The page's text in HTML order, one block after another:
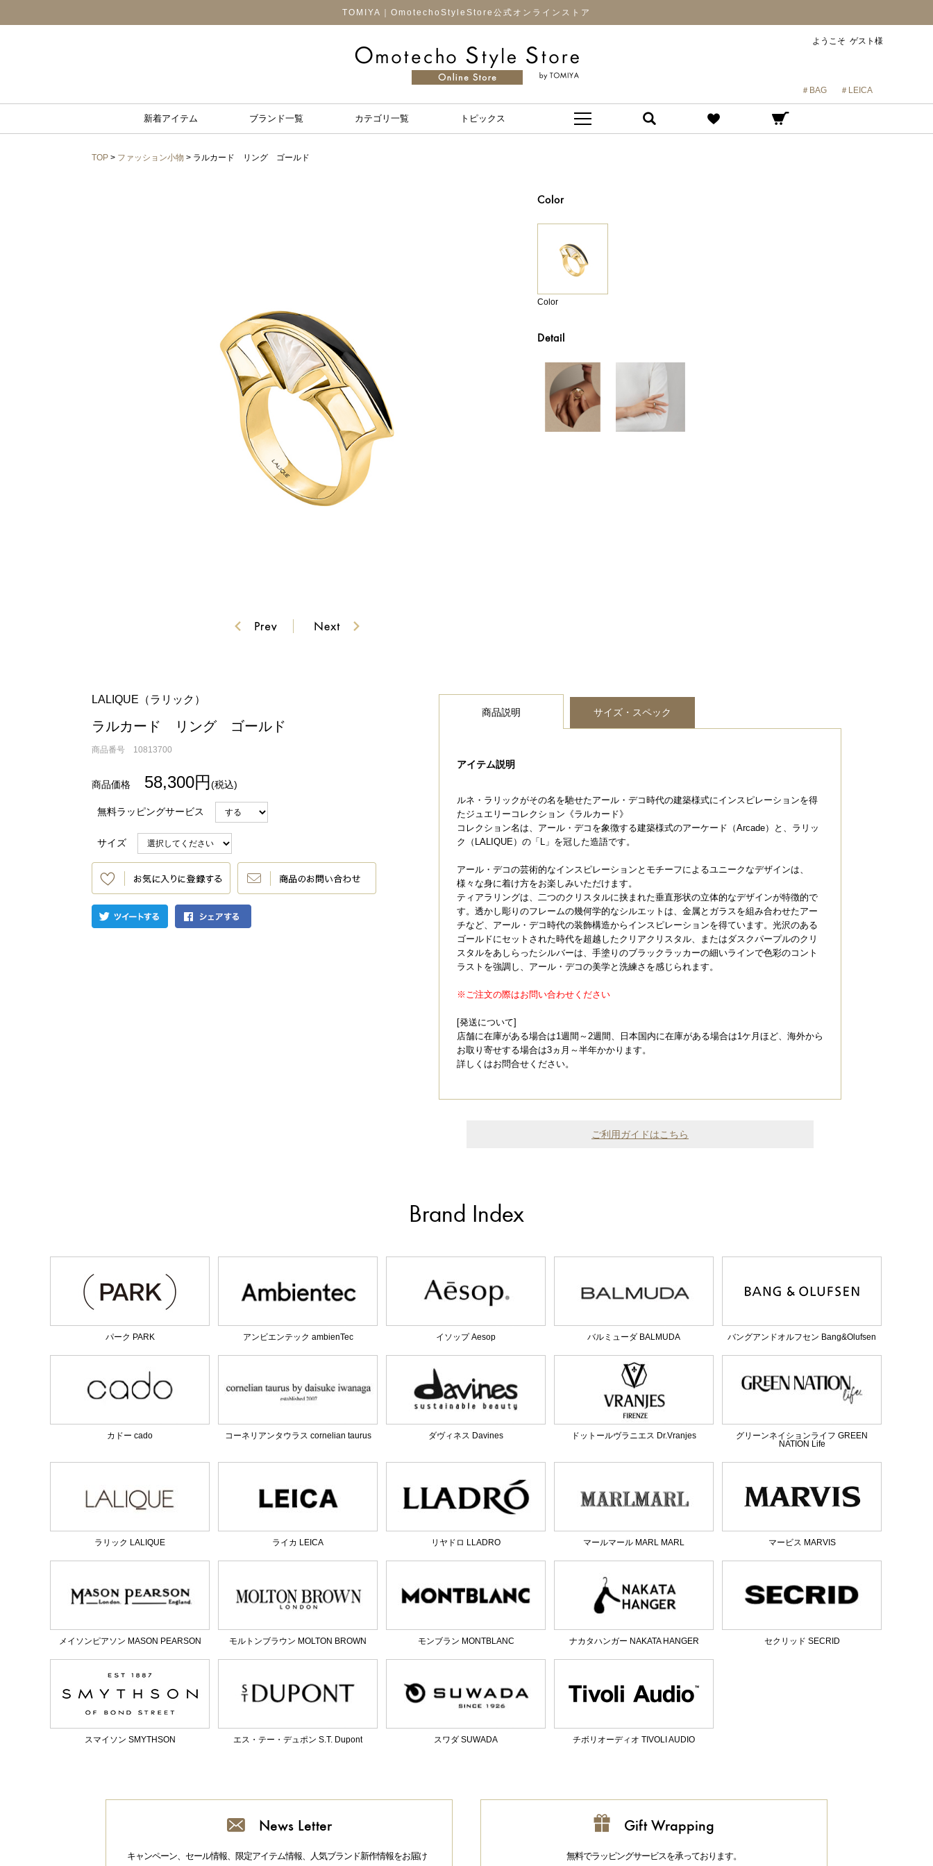
TOMIYA｜OmotechoStyleStore公式オンラインストア
ようこそ ゲスト様
＃BAG ＃LEICA
新着アイテム ブランド一覧 カテゴリ一覧 トピックス
TOP > ファッション小物 > ラルカード リング ゴールド
Color
Color
Detail
商品説明 サイズ・スペック
アイテム説明
ルネ・ラリックがその名を馳せたアール・デコ時代の建築様式にインスピレーションを得
たジュエリーコレクション《ラルカード》
コレクション名は、アール・デコを象徴する建築様式のアーケード（Arcade）と、ラリッ
ク（LALIQUE）の「L」を冠した造語です。
アール・デコの芸術的なインスピレーションとモチーフによるユニークなデザインは、
様々な身に着け方をお楽しみいただけます。
ティアラリングは、二つのクリスタルに挟まれた垂直形状の立体的なデザインが特徴的で
す。透かし彫りのフレームの幾何学的なシルエットは、金属とガラスを組み合わせたアー
チなど、アール・デコ時代の装飾構造からインスピレーションを得ています。光沢のある
ゴールドにセットされた時代を超越したクリアクリスタル、またはダスクパープルのクリ
スタルをあしらったシルバーは、手塗りのブラックラッカーの細いラインで色彩のコント
ラストを強調し、アール・デコの美学と洗練さを感じられます。
※ご注文の際はお問い合わせください
[発送について]
店舗に在庫がある場合は1週間～2週間、日本国内に在庫がある場合は1ケ月ほど、海外から
お取り寄せする場合は3ヵ月～半年かかります。
詳しくはお問合せください。
ご利用ガイドはこちら
LALIQUE（ラリック）
ラルカード リング ゴールド
商品番号 10813700
58,300円 (税込)
無料ラッピングサービス
サイズ
Brand Index
パーク PARK アンビエンテック ambienTec イソップ Aesop バルミューダ BALMUDA バングアンドオルフセン Bang&Olufsen
カドー cado コーネリアンタウラス cornelian taurus ダヴィネス Davines ドットールヴラニエス Dr.Vranjes
グリーンネイションライフ GREEN
NATION Life
ラリック LALIQUE ライカ LEICA リヤドロ LLADRO マールマール MARL MARL マービス MARVIS
メイソンピアソン MASON PEARSON モルトンブラウン MOLTON BROWN モンブラン MONTBLANC ナカタハンガー NAKATA HANGER セクリッド SECRID
スマイソン SMYTHSON エス・テー・デュポン S.T. Dupont スワダ SUWADA チボリオーディオ TIVOLI AUDIO
News Letter
キャンペーン、セール情報、限定アイテム情報、人気ブランド新作情報をお届け
Gift Wrapping
無料でラッピングサービスを承っております。